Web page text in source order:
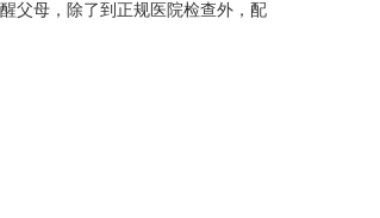
父母，除了到正规医院检查外，配